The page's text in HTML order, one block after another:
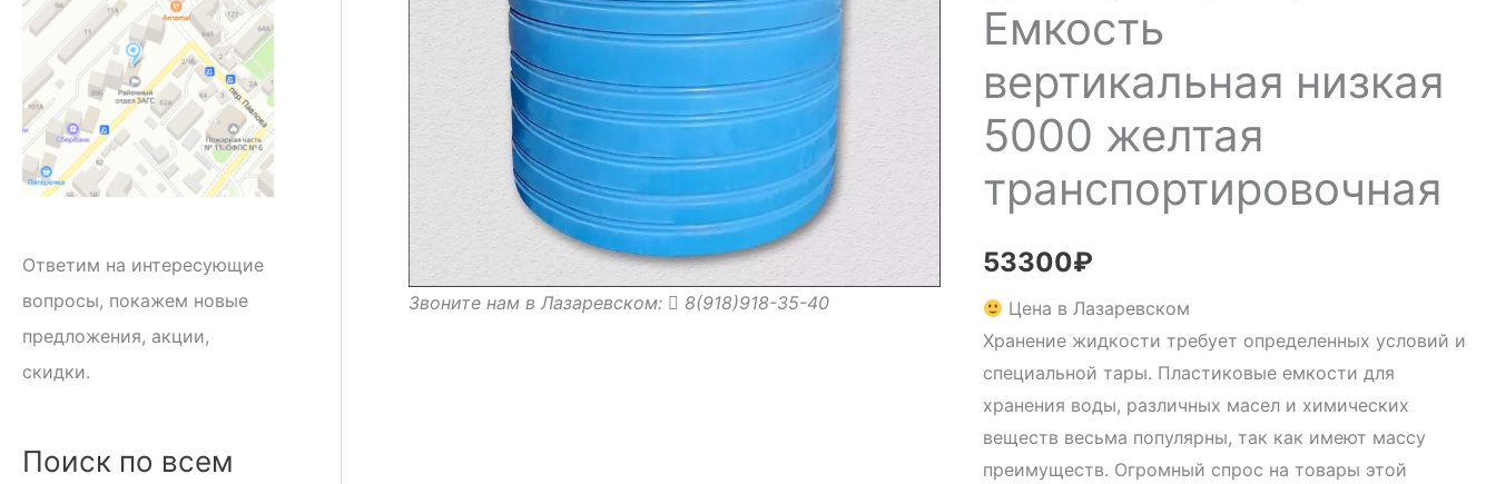
Ответим на интересующие
вопросы, покажем новые
предложения, акции,
скидки.
Поиск по всем
Звоните нам в Лазаревском: 8(918)918-35-40
Емкость
вертикальная низкая
5000 желтая
транспортировочная
53300₽
Цена в Лазаревском
Хранение жидкости требует определенных условий и
специальной тары. Пластиковые емкости для
хранения воды, различных масел и химических
веществ весьма популярны, так как имеют массу
преимуществ. Огромный спрос на товары этой